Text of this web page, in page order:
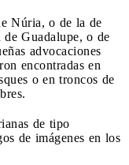
Núria, o de la de
Guadalupe, o de
advocaciones
encontradas en
o en troncos de
de tipo
de imágenes en los